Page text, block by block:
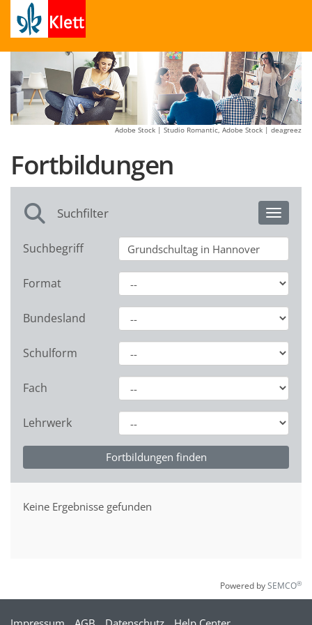
Adobe Stock | Studio Romantic, Adobe Stock | deagreez
Fortbildungen
Toggle
Suchfilter
Suchbegriff
Format
Bundesland
Schulform
Fach
Lehrwerk
Keine Ergebnisse gefunden
Powered bySEMCO®